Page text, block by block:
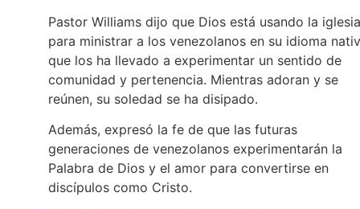
Pastor Williams dijo que Dios está usando la iglesia
para ministrar a los venezolanos en su idioma
que los ha llevado a experimentar un sentido de
comunidad y pertenencia. Mientras adoran y se
reúnen, su soledad se ha disipado.
Además, expresó la fe de que las futuras
generaciones de venezolanos experimentarán la
Palabra de Dios y el amor para convertirse en
discípulos como Cristo.